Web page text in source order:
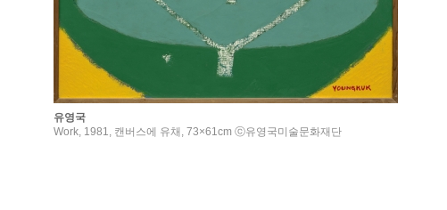
유영국
Work, 1981, 캔버스에 유채, 73×61cm ⓒ유영국미술문화재단